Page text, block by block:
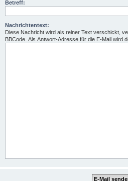
Betreff:
Nachrichtentext:
Diese Nachricht wird als reiner Text verschickt,
BBCode. Als Antwort-Adresse für die E-Mail wird